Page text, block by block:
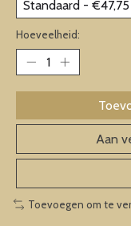
Hoeveelheid:
Aan
Toevoegen om te